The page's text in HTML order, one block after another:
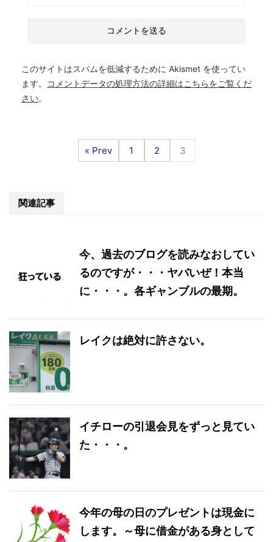
このサイトはスパムを低減するために Akismet を使ってい
ます。
コメントデータの処理方法の詳細はこちらをご覧くだ
さい。
« Prev 1 2 3
関連記事
今、過去のブログを読みなおしてい
るのですが・・・ヤバいぜ！本当
に・・・。各ギャンブルの最期。
レイクは絶対に許さない。
イチローの引退会見をずっと見てい
た・・・。
今年の母の日のプレゼントは現金に
します。～母に借金がある身として